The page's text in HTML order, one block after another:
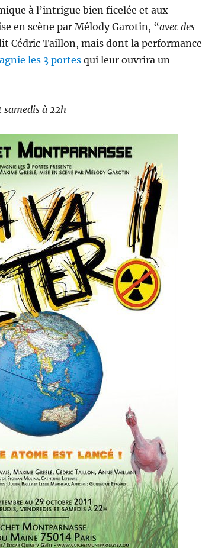
à l’intrigue bien ficelée et aux
en scène par Mélody Garotin, “avec des
Cédric Taillon, mais dont la performance
les 3 portesqui leur ouvrira un
samedis à 22h